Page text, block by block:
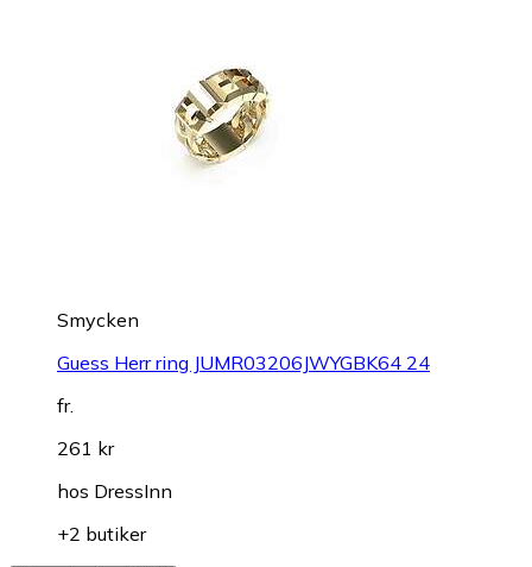
Smycken
Guess Herr ring JUMR03206JWYGBK64 24
fr.
261 kr
hos DressInn
+2 butiker